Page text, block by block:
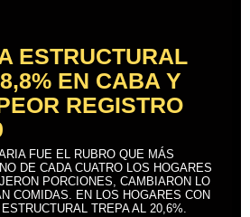
ESTRUCTURAL
EN CABA Y
REGISTRO
FUE EL RUBRO QUE MÁS
DE CADA CUATRO LOS HOGARES
PORCIONES, CAMBIARON LO
COMIDAS. EN LOS HOGARES CON
TREPA AL 20,6%.